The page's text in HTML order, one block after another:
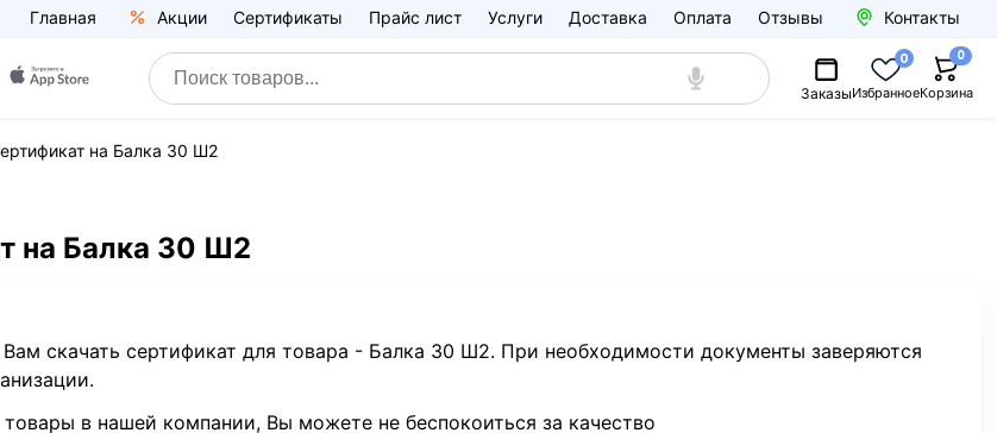
Главная Акции Сертификаты Прайс лист Услуги Доставка Оплата Отзывы Контакты
ЗаказыИзбранное
0
Корзина
0
на Балка 30 Ш2
на Балка 30 Ш2
скачать сертификат для товара - Балка 30 Ш2. При необходимости документы заверяются
в нашей компании, Вы можете не беспокоиться за качество